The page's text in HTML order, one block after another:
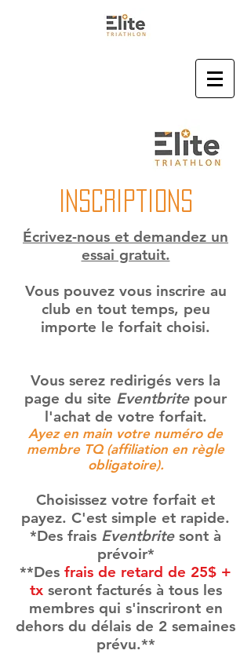
Inscriptions
Écrivez-nous et demandez un
essai gratuit.
Vous pouvez vous inscrire au
club en tout temps, peu
importe le forfait choisi.
Vous serez redirigés vers la
page du site Eventbrite pour
l'achat de votre forfait.
Ayez en main votre numéro de
membre TQ (affiliation en règle
obligatoire).
Choisissez votre forfait et
payez. C'est simple et rapide.
*Des frais Eventbritesont à
prévoir*
**Des frais de retard de 25$ +
txseront facturés à tous les
membres qui s'inscriront en
dehors du délais de 2 semaines
prévu.**